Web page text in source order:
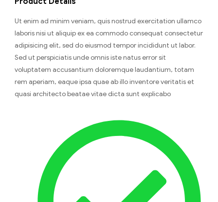
Ut enim ad minim veniam, quis nostrud exercitation ullamco
laboris nisi ut aliquip ex ea commodo consequat consectetur
adipisicing elit, sed do eiusmod tempor incididunt ut labor.
Sed ut perspiciatis unde omnis iste natus error sit
voluptatem accusantium doloremque laudantium, totam
rem aperiam, eaque ipsa quae ab illo inventore veritatis et
quasi architecto beatae vitae dicta sunt explicabo